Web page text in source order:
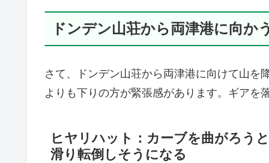
ドンデン山荘から両津港に向か
さて、ドンデン山荘から両津港に向けて山を
よりも下りの方が緊張感があります。ギアを
ヒヤリハット：カーブを曲がろう
滑り転倒しそうになる